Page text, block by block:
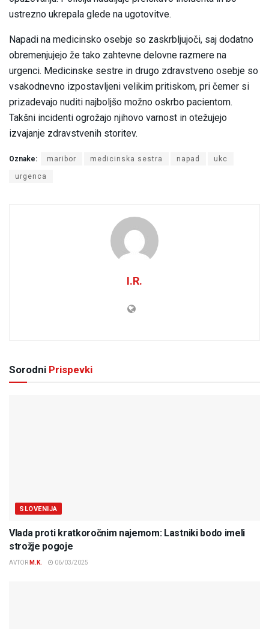
ustrezno ukrepala glede na ugotovitve.
Napadi na medicinsko osebje so zaskrbljujoči, saj dodatno
obremenjujejo že tako zahtevne delovne razmere na
urgenci. Medicinske sestre in drugo zdravstveno osebje so
vsakodnevno izpostavljeni velikim pritiskom, pri čemer si
prizadevajo nuditi najboljšo možno oskrbo pacientom.
Takšni incidenti ogrožajo njihovo varnost in otežujejo
izvajanje zdravstvenih storitev.
Oznake: maribor medicinska sestra napad ukc
urgenca
I.R.
Sorodni Prispevki
SLOVENIJA
Vlada proti kratkoročnim najemom: Lastniki bodo imeli
strožje pogoje
AVTOR M.K. 06/03/2025